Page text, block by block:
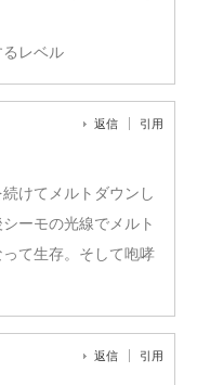
レベル
返信 引用
けてメルトダウンし
ーモの光線でメルト
て生存。そして咆哮
返信 引用